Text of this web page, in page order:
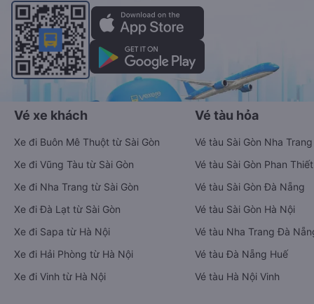
Vé xe khách
Xe đi Buôn Mê Thuột từ Sài Gòn
Xe đi Vũng Tàu từ Sài Gòn
Xe đi Nha Trang từ Sài Gòn
Xe đi Đà Lạt từ Sài Gòn
Xe đi Sapa từ Hà Nội
Xe đi Hải Phòng từ Hà Nội
Xe đi Vinh từ Hà Nội
Vé tàu hỏa
Vé tàu Sài Gòn Nha Trang
Vé tàu Sài Gòn Phan Thiết
Vé tàu Sài Gòn Đà Nẵng
Vé tàu Sài Gòn Hà Nội
Vé tàu Nha Trang Đà
Vé tàu Đà Nẵng Huế
Vé tàu Hà Nội Vinh